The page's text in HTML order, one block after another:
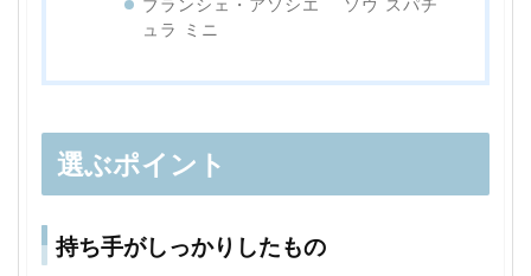
ブランシェ・アソシエ ソウ スパチ
ュラ ミニ
選ぶポイント
持ち手がしっかりしたもの